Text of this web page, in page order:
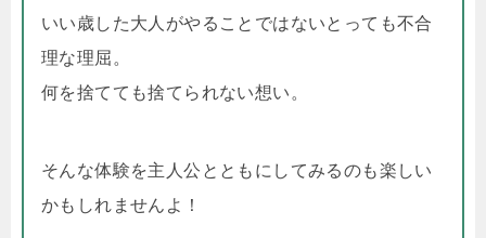
いい歳した大人がやることではないとっても不合
理な理屈。
何を捨てても捨てられない想い。
そんな体験を主人公とともにしてみるのも楽しい
かもしれませんよ！